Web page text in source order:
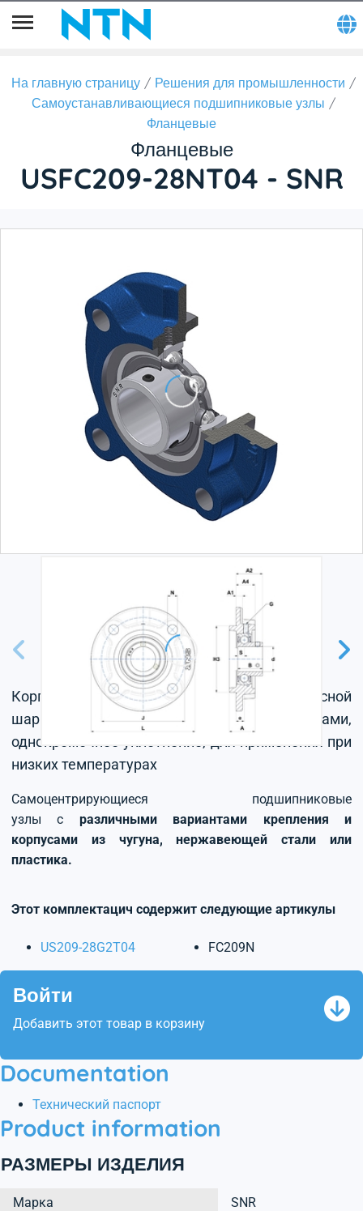
На главную страницу
Решения для промышленности
Самоустанавливающиеся подшипниковые узлы
Фланцевые
Фланцевые
USFC209-28NT04 - SNR
Корпус из серого чугуна, радиальный корпусной
шарикоподшипник с установочными винтами,
однокромочное уплотнение, для применения при
низких температурах
Самоцентрирующиеся подшипниковые
узлы с различными вариантами крепления и
корпусами из чугуна, нержавеющей стали или
пластика.
Этот комплектацич содержит следующие артикулы
US209-28G2T04 FC209N
Войти
Добавить этот товар в корзину
Documentation
Технический паспорт
Product information
РАЗМЕРЫ ИЗДЕЛИЯ
Марка
SNR